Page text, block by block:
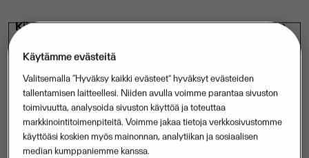
Kiinteistöalan ohjelmisto-osaaja Visma Tampuuri on
Maakuntien tilakeskuksen kanssa rakennusten
huoltokirjajärjestelmän toimittamisesta.
Järjestelmässä hallitaan jatkossa koko Suomen
erikoissairaanhoidon ja erityishuoltopiirien
kiinteistöjen ylläpitopalvelua.
Käytämme evästeitä
Valitsemalla “Hyväksy kaikki evästeet” hyväksyt evästeiden
tallentamisen laitteellesi. Niiden avulla voimme parantaa sivuston
toimivuutta, analysoida sivuston käyttöä ja toteuttaa
markkinointitoimenpiteitä. Voimme jakaa tietoja verkkosivustomme
käyttöäsi koskien myös mainonnan, analytiikan ja sosiaalisen
median kumppaniemme kanssa.